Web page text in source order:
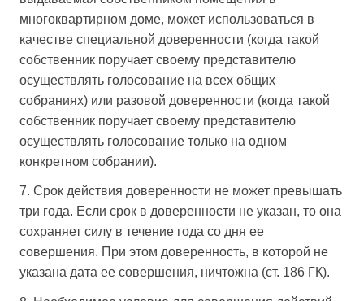
многоквартирном доме, может использоваться в
качестве специальной доверенности (когда такой
собственник поручает своему представителю
осуществлять голосование на всех общих
собраниях) или разовой доверенности (когда такой
собственник поручает своему представителю
осуществлять голосование только на одном
конкретном собрании).
7. Срок действия доверенности не может превышать
три года. Если срок в доверенности не указан, то она
сохраняет силу в течение года со дня ее
совершения. При этом доверенность, в которой не
указана дата ее совершения, ничтожна (ст. 186 ГК).